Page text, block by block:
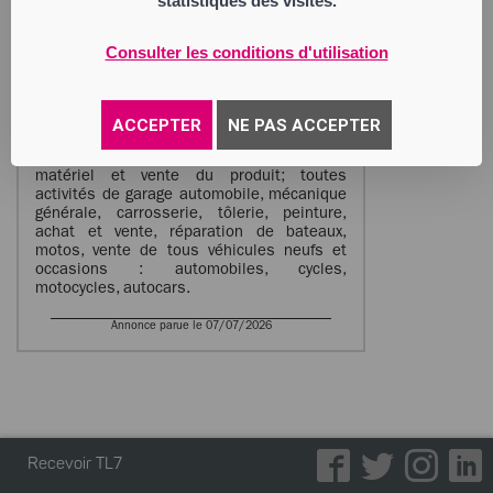
Consulter les conditions d'utilisation
ACCEPTER NE PAS ACCEPTER
Siège social : Montformont
42380 Montarcher
Activité : toutes activités d’installation
d’équipements de désinfection sur du
matériel et vente du produit; toutes
activités de garage automobile, mécanique
générale, carrosserie, tôlerie, peinture,
achat et vente, réparation de bateaux,
motos, vente de tous véhicules neufs et
occasions : automobiles, cycles,
motocycles, autocars.
Annonce parue le 07/07/2026
Recevoir TL7